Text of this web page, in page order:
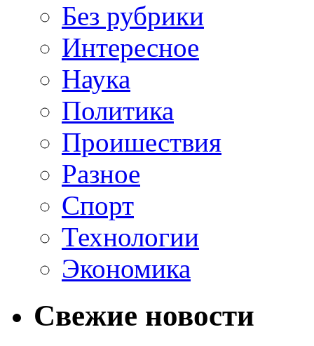
Без рубрики
Интересное
Наука
Политика
Проишествия
Разное
Спорт
Технологии
Экономика
Свежие новости